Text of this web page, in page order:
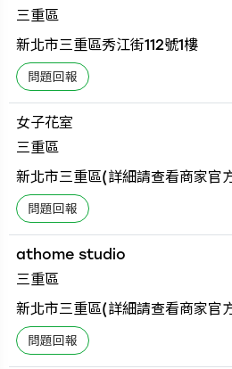
三重區
新北市三重區秀江街112號1樓
女子花室
三重區
新北市三重區(詳細請查看商家官
athome studio
三重區
新北市三重區(詳細請查看商家官